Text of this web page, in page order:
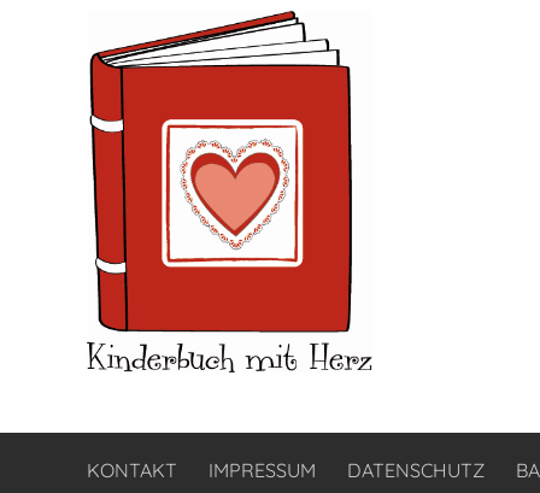
KONTAKT IMPRESSUM DATENSCHUTZ